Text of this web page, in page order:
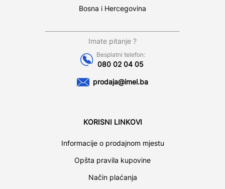
Bosna i Hercegovina
Imate pitanje ?
Besplatni telefon:
080 02 04 05
prodaja@imel.ba
KORISNI LINKOVI
Informacije o prodajnom mjestu
Opšta pravila kupovine
Način plaćanja